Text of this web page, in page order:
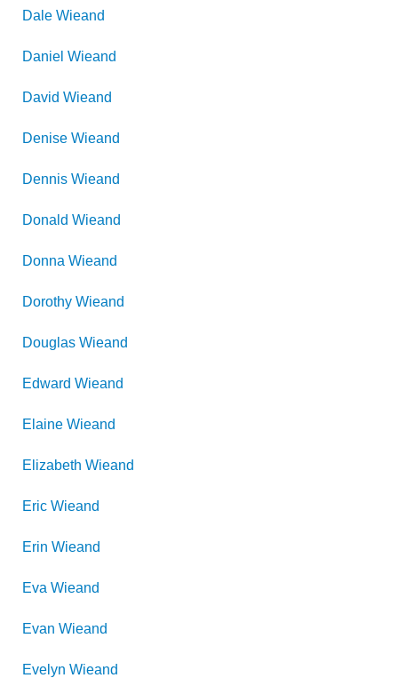
Dale Wieand
Daniel Wieand
David Wieand
Denise Wieand
Dennis Wieand
Donald Wieand
Donna Wieand
Dorothy Wieand
Douglas Wieand
Edward Wieand
Elaine Wieand
Elizabeth Wieand
Eric Wieand
Erin Wieand
Eva Wieand
Evan Wieand
Evelyn Wieand